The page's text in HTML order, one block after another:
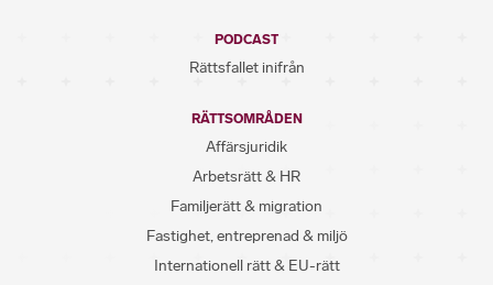
PODCAST
Rättsfallet inifrån
RÄTTSOMRÅDEN
Affärsjuridik
Arbetsrätt & HR
Familjerätt & migration
Fastighet, entreprenad & miljö
Internationell rätt & EU-rätt